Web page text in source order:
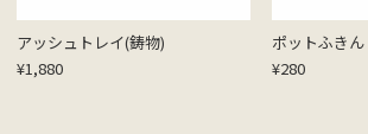
アッシュトレイ(鋳物)
¥1,880
ポットふきん
¥280